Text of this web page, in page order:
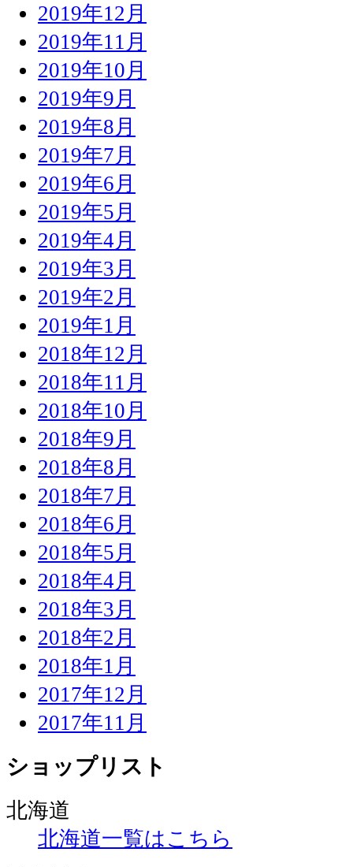
2019年12月
2019年11月
2019年10月
2019年9月
2019年8月
2019年7月
2019年6月
2019年5月
2019年4月
2019年3月
2019年2月
2019年1月
2018年12月
2018年11月
2018年10月
2018年9月
2018年8月
2018年7月
2018年6月
2018年5月
2018年4月
2018年3月
2018年2月
2018年1月
2017年12月
2017年11月
ショップリスト
北海道
北海道一覧はこちら